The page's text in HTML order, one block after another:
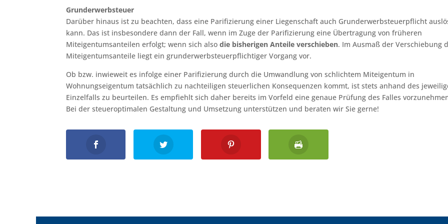
Grunderwerbsteuer
Darüber hinaus ist zu beachten, dass eine Parifizierung einer Liegenschaft auch Grunderwerbsteuerpflicht
kann. Das ist insbesondere dann der Fall, wenn im Zuge der Parifizierung eine Übertragung von früheren
Miteigentumsanteilen erfolgt; wenn sich also die bisherigen Anteile verschieben. Im Ausmaß der Verschiebung
Miteigentumsanteile liegt ein grunderwerbsteuerpflichtiger Vorgang vor.
Ob bzw. inwieweit es infolge einer Parifizierung durch die Umwandlung von schlichtem Miteigentum in
Wohnungseigentum tatsächlich zu nachteiligen steuerlichen Konsequenzen kommt, ist stets anhand des
Einzelfalls zu beurteilen. Es empfiehlt sich daher bereits im Vorfeld eine genaue Prüfung des Falles
Bei der steueroptimalen Gestaltung und Umsetzung unterstützen und beraten wir Sie gerne!